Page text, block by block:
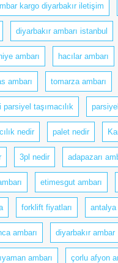
kargo diyarbakır iletişim
diyarbakır ambarı istanbul
ambarı hacılar ambarı
ambarı tomarza ambarı
parsiyel taşımacılık
nedir palet nedir
3pl nedir adapazarı
etimesgut ambarı
forklift fiyatları
ambarı diyarbakır ambar
ambarı çorlu afyon